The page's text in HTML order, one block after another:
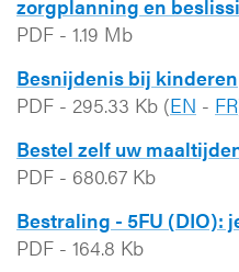
zorgplanning en
PDF - 1.19 Mb
Besnijdenis bij kinderen
PDF - 295.33 Kb (EN - FR
Bestel zelf uw
PDF - 680.67 Kb
Bestraling - 5FU (DIO):
PDF - 164.8 Kb